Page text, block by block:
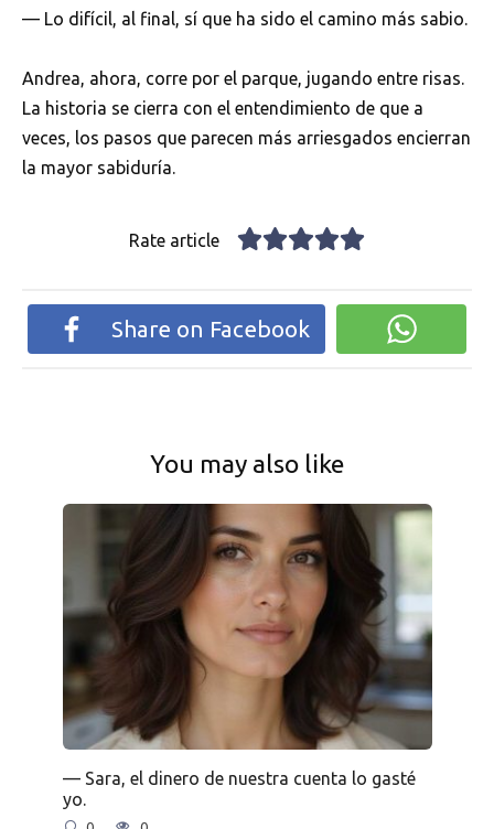
— Lo difícil, al final, sí que ha sido el camino más sabio.
Andrea, ahora, corre por el parque, jugando entre risas.
La historia se cierra con el entendimiento de que a
veces, los pasos que parecen más arriesgados encierran
la mayor sabiduría.
Rate article
Share on Facebook
You may also like
— Sara, el dinero de nuestra cuenta lo gasté
yo.